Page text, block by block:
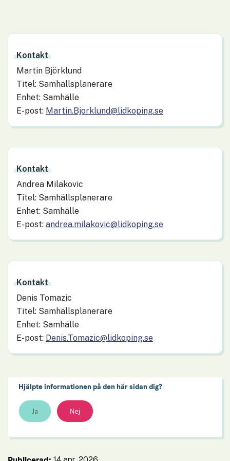
Kontakt
Martin Björklund
Titel: Samhällsplanerare
Enhet: Samhälle
E-post: Martin.Bjorklund@lidkoping.se
Kontakt
Andrea Milakovic
Titel: Samhällsplanerare
Enhet: Samhälle
E-post: andrea.milakovic@lidkoping.se
Kontakt
Denis Tomazic
Titel: Samhällsplanerare
Enhet: Samhälle
E-post: Denis.Tomazic@lidkoping.se
Hjälpte informationen på den här sidan dig?
Ja Nej